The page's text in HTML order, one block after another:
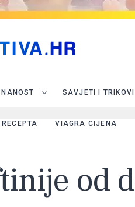
SAVJETI I TRIKOVI
VIAGRA CIJENA
od